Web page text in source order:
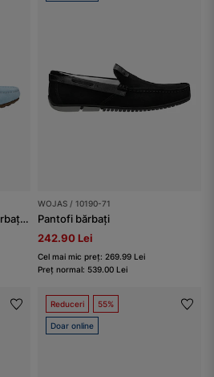
Mocasini albaștri pentru bărbați pentru primăvară
WOJAS / 10190-71
Pantofi bărbați
242.90 Lei
Cel mai mic preț: 269.99 Lei
Preț normal: 539.00 Lei
Reduceri 55%
Doar online